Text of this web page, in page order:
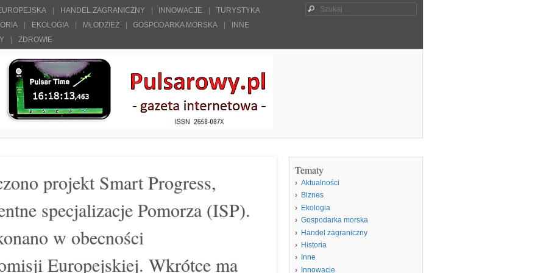
HANDEL ZAGRANICZNY INNOWACJE
TURYSTYKA
EKOLOGIA MŁODZIEŻ GOSPODARKA MORSKA
INNE
ZDROWIE
Szukaj
projekt Smart Progress,
specjalizacje Pomorza (ISP).
w obecności
Europejskiej. Wkrótce ma
Tematy
Aktualności
Biznes
Ekologia
Gospodarka morska
Handel zagraniczny
Historia
Inne
Innowacje